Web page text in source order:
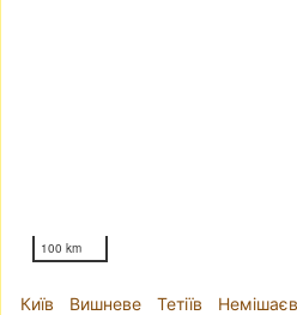
100 km
Київ Вишневе Тетіїв